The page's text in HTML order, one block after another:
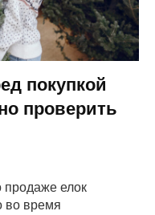
покупкой
проверить
продаже елок
во время